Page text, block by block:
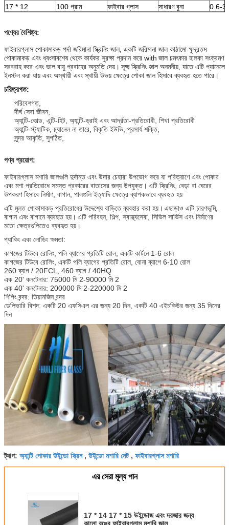
17 * 12
100 গ্রাম ফাইবার গ্লাস সাধারণ বুনা 0.6-
পণ্যের বৈশিষ্ট্য:
ফাইবারগ্লাস পোকামাকড় পর্দা জরিমানা স্ক্রিনিং জাল, একটি জরিমানা জাল কাঠামো ক্ষুদ্রতম
পোকামাকড় এবং ধ্বংসাবশেষ থেকে কার্যকর সুরক্ষা প্রদান করে with জাল চমৎকার হালকা সংক্রমণ
সরবরাহ করে এবং ভাল বায়ু প্রবাহের অনুমতি দেয়। সূক্ষ্ম স্ক্রিনিং জাল অনমনীয়, যাতে এটি প্যানেলে
ইনস্টল করা যায় এবং অস্থায়ী এবং স্থায়ী উভয় ক্ষেত্রে পোকা জাল হিসাবে ব্যবহৃত হতে পারে।
চরিত্রগত:
পরিবেশগত,
দীর্ঘ সেবা জীবন,
অ্যান্টি-কোল্ড, এন্টি-হিট, অ্যান্টি-ড্রাই এবং আর্দ্রতা-প্রতিরোধী, শিখা প্রতিরোধী
অ্যান্টি-স্ট্যাটিক, চ্যানেল না তারে, বিকৃতি ইউভি, প্রসার্য শক্তি,
সুন্দর আকৃতি, সুগঠিত,
পণ্য প্রয়োগ:
ফাইবারগ্লাস মশারি জালগুলি দুর্দান্ত এবং উদার চেহারা উপভোগ করে যা পরিত্রাণে এবং পোকার
এবং মশা প্রতিরোধে সমস্ত প্রকারের বাতাসের জন্য উপযুক্ত। এটি স্ক্রিনিং, বেড়া বা ঘেরের
উপকরণ হিসাবে নির্মাণ, বাগান, পালগুলি ইত্যাদি ক্ষেত্রে ব্যাপকভাবে ব্যবহৃত হয়
এটি মূলত পোকামাকড় প্রতিরোধের উদ্দেশ্যে বাড়িতে ব্যবহার করা হয়। এছাড়াও এটি চারণভূমি,
বাগান এবং বাগানে ব্যবহৃত হয়। এটি পরিবহন, শিল্প, স্বাস্থ্যসেবা, সিভিল সার্ভিস এবং নির্মাণের
মতো ক্ষেত্রগুলিতেও ব্যবহৃত হয়।
প্যাকিং এবং লোডিং ক্ষমতা:
কাগজের টিউবে রোলিং, পলি ব্যাগের প্রতিটি রোল, একটি কার্টনে 1-6 রোল
কাগজের টিউবে রোলিং, একটি পলি ব্যাগের প্রতিটি রোল, বোনা ব্যাগে 6-10 রোল
260 ব্যাগ / 20FCL, 460 ব্যাগ / 40HQ
এক 20' কনটেনার: 75000 মি 2-90000 মি 2
এক 40' কনটেনার: 200000 মি 2-220000 মি 2
শিপিং বন্দর: তিয়ানজিন বন্দর
ডেলিভারি বিশদ: একটি 20 এফসিএল এর জন্য 20 দিন, একটি 40 এইচকিউর জন্য 35 দিনের
দিন
ট্যাগ: অ্যান্টি পোকার উইন্ডো স্ক্রিন, উইন্ডো মশারি নেট, ফাইবারগ্লাস মশারি
এর সেরা মূল্য পান
17 * 14 17 * 15 উইন্ডোজ এবং দরজার জন্য